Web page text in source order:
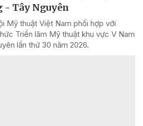
- Tây Nguyên
Mỹ thuật Việt Nam phối hợp với
Triển lãm Mỹ thuật khu vực V Nam
lần thứ 30 năm 2026.